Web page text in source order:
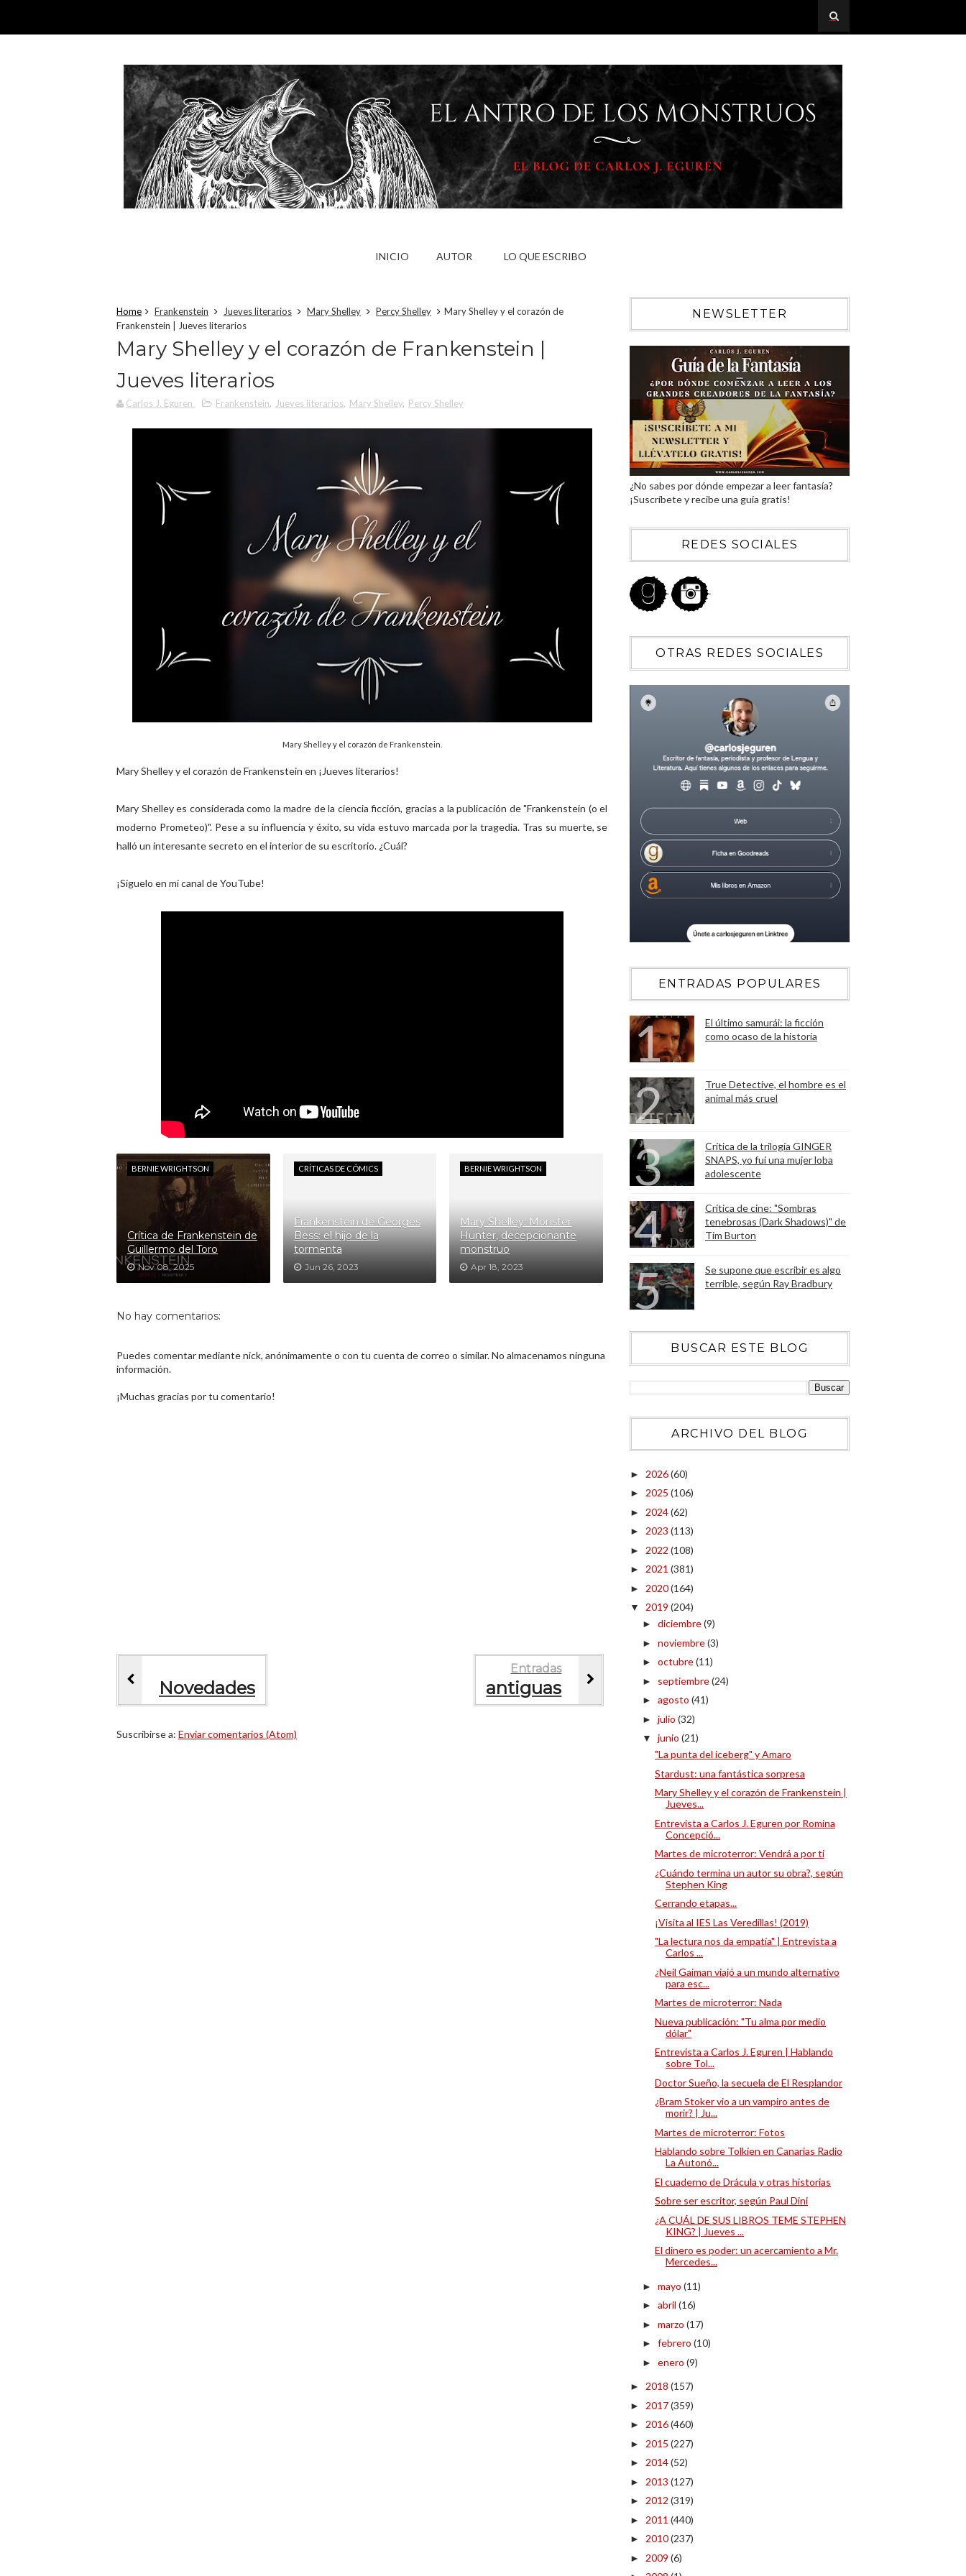
INICIO AUTOR LO QUE ESCRIBO
Home Frankenstein Jueves literarios Mary Shelley Percy Shelley
Mary Shelley y el corazón de
Frankenstein | Jueves literarios
Mary Shelley y el corazón de Frankenstein |
Jueves literarios
Carlos J. Eguren Frankenstein, Jueves literarios, Mary Shelley, Percy Shelley
Mary Shelley y el corazón de Frankenstein.
Mary Shelley y el corazón de Frankenstein en ¡Jueves literarios!
Mary Shelley es considerada como la madre de la ciencia ficción, gracias a la publicación de "Frankenstein (o el
moderno Prometeo)". Pese a su influencia y éxito, su vida estuvo marcada por la tragedia. Tras su muerte, se
halló un interesante secreto en el interior de su escritorio. ¿Cuál?
¡Síguelo en mi canal de YouTube!
BERNIE WRIGHTSON
Crítica de Frankenstein de
Guillermo del Toro
Nov 08, 2025
CRÍTICAS DE CÓMICS
Frankenstein de Georges
Bess: el hijo de la
tormenta
Jun 26, 2023
BERNIE WRIGHTSON
Mary Shelley: Monster
Hunter, decepcionante
monstruo
Apr 18, 2023
No hay comentarios:
Puedes comentar mediante nick, anónimamente o con tu cuenta de correo o similar. No almacenamos ninguna
información.
¡Muchas gracias por tu comentario!
Novedades
Entradas
antiguas
Suscribirse a: Enviar comentarios (Atom)
NEWSLETTER
¿No sabes por dónde empezar a leer fantasía?
¡Suscríbete y recibe una guía gratis!
REDES SOCIALES
OTRAS REDES SOCIALES
ENTRADAS POPULARES
El último samurái: la ficción
como ocaso de la historia
True Detective, el hombre es el
animal más cruel
Crítica de la trilogía GINGER
SNAPS, yo fui una mujer loba
adolescente
Crítica de cine: "Sombras
tenebrosas (Dark Shadows)" de
Tim Burton
Se supone que escribir es algo
terrible, según Ray Bradbury
BUSCAR ESTE BLOG
ARCHIVO DEL BLOG
► 2026(60)
► 2025 (106)
► 2024(62)
► 2023 (113)
► 2022 (108)
► 2021 (381)
► 2020(164)
▼ 2019 (204)
► diciembre(9)
► noviembre(3)
► octubre(11)
► septiembre(24)
► agosto (41)
► julio (32)
▼ junio (21)
"La punta del iceberg" y Amaro
Stardust: una fantástica sorpresa
Mary Shelley y el corazón de Frankenstein |
Jueves...
Entrevista a Carlos J. Eguren por Romina
Concepció...
Martes de microterror: Vendrá a por ti
¿Cuándo termina un autor su obra?, según
Stephen King
Cerrando etapas...
¡Visita al IES Las Veredillas! (2019)
"La lectura nos da empatía" | Entrevista a
Carlos ...
¿Neil Gaiman viajó a un mundo alternativo
para esc...
Martes de microterror: Nada
Nueva publicación: "Tu alma por medio
dólar"
Entrevista a Carlos J. Eguren | Hablando
sobre Tol...
Doctor Sueño, la secuela de El Resplandor
¿Bram Stoker vio a un vampiro antes de
morir? | Ju...
Martes de microterror: Fotos
Hablando sobre Tolkien en Canarias Radio
La Autonó...
El cuaderno de Drácula y otras historias
Sobre ser escritor, según Paul Dini
¿A CUÁL DE SUS LIBROS TEME STEPHEN
KING? | Jueves ...
El dinero es poder: un acercamiento a Mr.
Mercedes...
► mayo (11)
► abril (16)
► marzo (17)
► febrero (10)
► enero (9)
► 2018 (157)
► 2017(359)
► 2016(460)
► 2015 (227)
► 2014(52)
► 2013 (127)
► 2012 (319)
► 2011 (440)
► 2010(237)
► 2009 (6)